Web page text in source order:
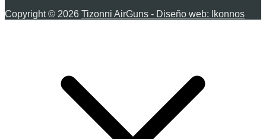
Copyright © 2026 Tizonni AirGuns - Diseño web: Ikonnos